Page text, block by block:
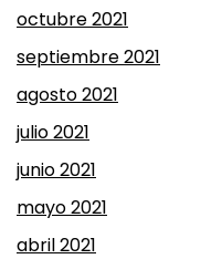
octubre 2021
septiembre 2021
agosto 2021
julio 2021
junio 2021
mayo 2021
abril 2021